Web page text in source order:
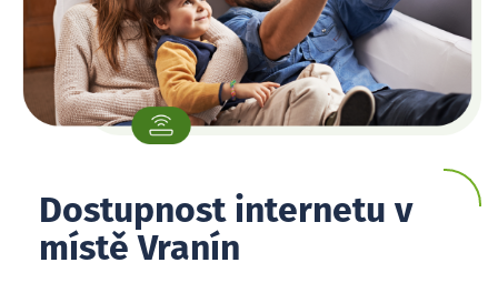
Dostupnost internetu v
místě Vranín